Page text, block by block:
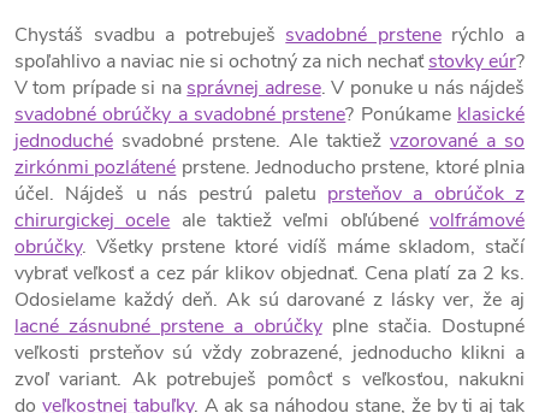
Chystáš svadbu a potrebuješ svadobné prstenerýchlo a
spoľahlivo a naviac nie si ochotný za nich nechaťstovky eúr?
V tom prípade si na správnej adrese. V ponuke u nás nájdeš
svadobné obrúčky a svadobné prstene? Ponúkame klasické
jednoduché svadobné prstene. Ale taktiež vzorované a so
zirkónmi pozlátené prstene. Jednoducho prstene, ktoré plnia
účel. Nájdeš u nás pestrú paletu prsteňov a obrúčok z
chirurgickej ocele ale taktiež veľmi obľúbenévolfrámové
obrúčky. Všetky prstene ktoré vidíš máme skladom, stačí
vybrať veľkosť a cez pár klikov objednať. Cena platí za 2 ks.
Odosielame každý deň. Ak sú darované z lásky ver, že aj
lacné zásnubné prstene a obrúčkyplne stačia. Dostupné
veľkosti prsteňov sú vždy zobrazené, jednoducho klikni a
zvoľ variant. Ak potrebuješ pomôcť s veľkosťou, nakukni
do veľkostnej tabuľky. A ak sa náhodou stane, že by ti aj tak